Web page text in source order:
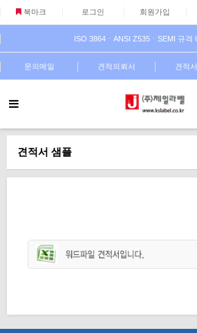
북마크 로그인 회원가입
ISO 3864ㆍANSI Z535ㆍSEMI 규격
문의메일 견적의뢰서 견적
견적서 샘플